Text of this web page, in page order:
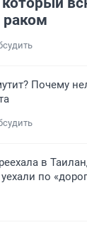
раком
Почему
в
по